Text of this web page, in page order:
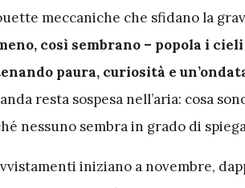
meccaniche che sfidano la
così sembrano – popola i
paura, curiosità e
resta sospesa nell’aria: cosa
nessuno sembra in grado di
iniziano a novembre,